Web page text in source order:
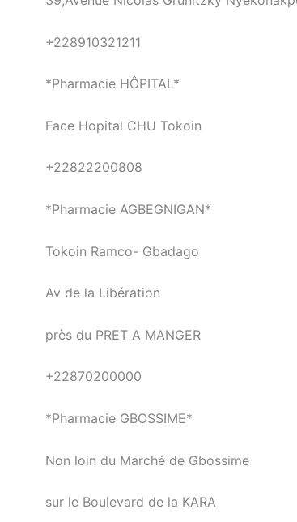
+228910321211
*Pharmacie HÔPITAL*
Face Hopital CHU Tokoin
+22822200808
*Pharmacie AGBEGNIGAN*
Tokoin Ramco- Gbadago
Av de la Libération
près du PRET A MANGER
+22870200000
*Pharmacie GBOSSIME*
Non loin du Marché de Gbossime
sur le Boulevard de la KARA